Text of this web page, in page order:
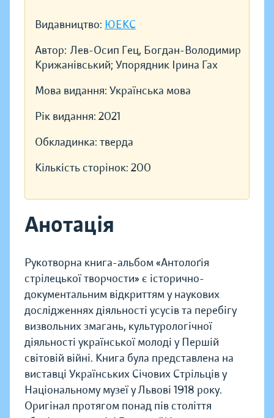
Видавництво: ЮЕКС
Автор: Лев-Осип Гец, Богдан-Володимир
Крижанівський; Упорядник Ірина Гах
Мова видання: Українська мова
Рік видання: 2021
Обкладинка: тверда
Кількість сторінок: 200
Анотація
Рукотворна книга-альбом «Антолоґія
стрілецької творчости» є історично-
документальним відкриттям у наукових
дослідженнях діяльності усусів та перебігу
визвольних змагань, культурологічної
діяльності української молоді у Першій
світовій війні. Книга була представлена на
виставці Українських Січових Стрільців у
Національному музеї у Львові 1918 року.
Оригінал протягом понад пів століття